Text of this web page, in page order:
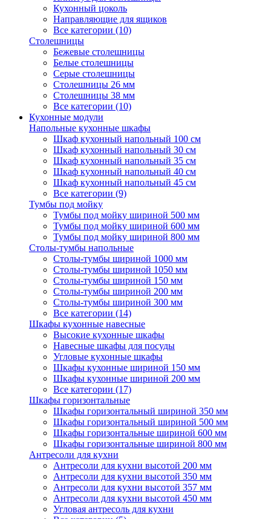
Кухонный цоколь
Направляющие для ящиков
Все категории (10)
Столешницы
Бежевые столешницы
Белые столешницы
Серые столешницы
Столешницы 26 мм
Столешницы 38 мм
Все категории (10)
Кухонные модули
Напольные кухонные шкафы
Шкаф кухонный напольный 100 см
Шкаф кухонный напольный 30 см
Шкаф кухонный напольный 35 см
Шкаф кухонный напольный 40 см
Шкаф кухонный напольный 45 см
Все категории (9)
Тумбы под мойку
Тумбы под мойку шириной 500 мм
Тумбы под мойку шириной 600 мм
Тумбы под мойку шириной 800 мм
Столы-тумбы напольные
Столы-тумбы шириной 1000 мм
Столы-тумбы шириной 1050 мм
Столы-тумбы шириной 150 мм
Столы-тумбы шириной 200 мм
Столы-тумбы шириной 300 мм
Все категории (14)
Шкафы кухонные навесные
Высокие кухонные шкафы
Навесные шкафы для посуды
Угловые кухонные шкафы
Шкафы кухонные шириной 150 мм
Шкафы кухонные шириной 200 мм
Все категории (17)
Шкафы горизонтальные
Шкафы горизонтальный шириной 350 мм
Шкафы горизонтальный шириной 500 мм
Шкафы горизонтальные шириной 600 мм
Шкафы горизонтальные шириной 800 мм
Антресоли для кухни
Антресоли для кухни высотой 200 мм
Антресоли для кухни высотой 350 мм
Антресоли для кухни высотой 357 мм
Антресоли для кухни высотой 450 мм
Угловая антресоль для кухни